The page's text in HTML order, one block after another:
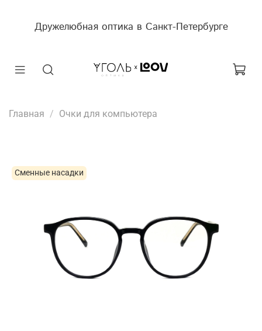
Дружелюбная оптика в Санкт-Петербурге
Главная Очки для компьютера
Сменные насадки